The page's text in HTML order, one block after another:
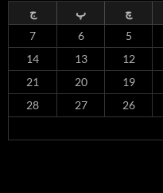
چ پ
ج
5
6
7
12
13
14
19
20
21
26
27
28